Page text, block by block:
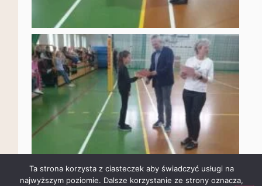
Ta strona korzysta z ciasteczek aby świadczyć usługi na
najwyższym poziomie. Dalsze korzystanie ze strony oznacza,
że zgadzasz się na ich użycie.
Zgoda
Polityka prywatności